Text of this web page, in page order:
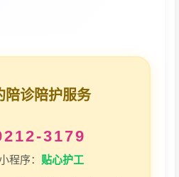
陪诊陪护服务
3179
程序： 贴心护工